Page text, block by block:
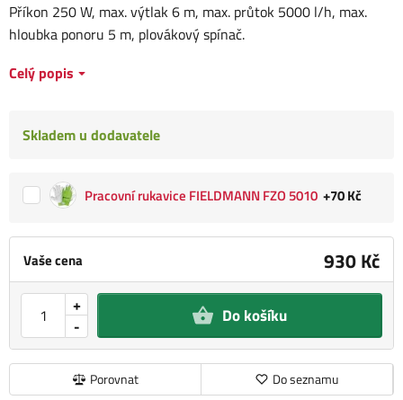
Vaše cena 930 Kč
-
+ Do košíku
Porovnat Do seznamu
Příkon 250 W, max. výtlak 6 m, max. průtok 5000 l/h, max.
hloubka ponoru 5 m, plovákový spínač.
Celý popis
Skladem u dodavatele
Pracovní rukavice FIELDMANN FZO 5010 +70 Kč